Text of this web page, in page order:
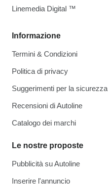
Informazione
Termini & Condizioni
Politica di privacy
Suggerimenti per la sicurezza
Recensioni di Autoline
Catalogo dei marchi
Le nostre proposte
Pubblicità su Autoline
Inserire l'annuncio
Linemedia Digital ™